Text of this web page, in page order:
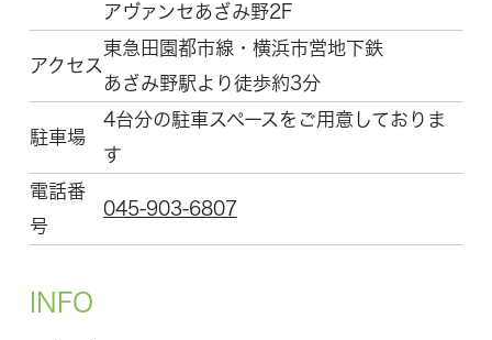
アヴァンセあざみ野2F
アクセス
東急田園都市線・横浜市営地下鉄
あざみ野駅より徒歩約3分
駐車場
4台分の駐車スペースをご用意しておりま
す
電話番
号
045-903-6807
INFO